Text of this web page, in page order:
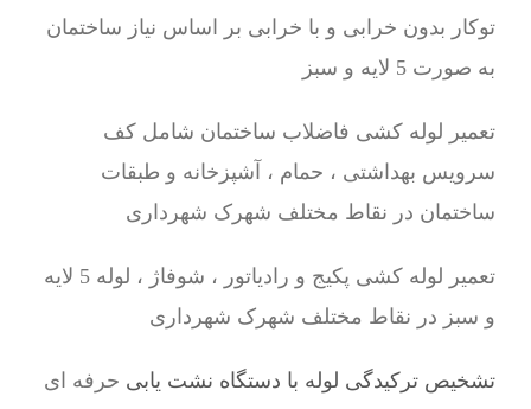
توکار بدون خرابی و با خرابی بر اساس نیاز ساختمان
به صورت 5 لایه و سبز
تعمیر لوله کشی فاضلاب ساختمان شامل کف
سرویس بهداشتی ، حمام ، آشپزخانه و طبقات
ساختمان در نقاط مختلف شهرک شهرداری
تعمیر لوله کشی پکیج و رادیاتور ، شوفاژ ، لوله 5 لایه
و سبز در نقاط مختلف شهرک شهرداری
تشخیص ترکیدگی لوله با دستگاه نشت یابی حرفه ای